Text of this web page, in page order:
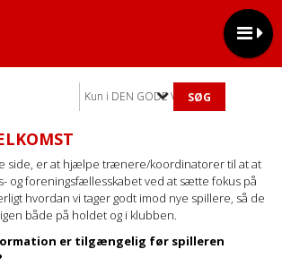
Kun i DEN GODE VELKOMST
side, er at hjælpe trænere/koordinatorer til at at
og foreningsfællesskabet ved at sætte fokus på
hvordan vi tager godt imod nye spillere, så de
både på holdet og i klubben.
er tilgængelig før spilleren